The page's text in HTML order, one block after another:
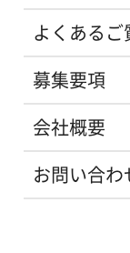
よくあるご
募集要項
会社概要
お問い合わ